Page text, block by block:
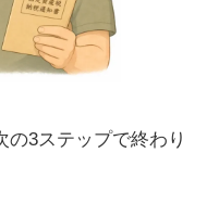
の3ステップで終わり